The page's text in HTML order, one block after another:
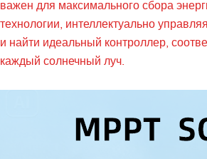
важен для максимального сбора
технологии, интеллектуально
и найти идеальный контроллер,
каждый солнечный луч.